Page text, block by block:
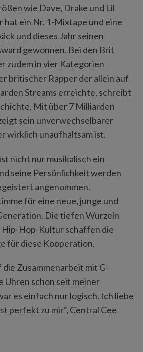
wie Dave, Drake und Lil
hat ein Nr. 1-Mixtape und eine
und dieses Jahr seinen
gewonnen. Bei den Brit
zudem in vier Kategorien
britischer Rapper der allein auf
Streams erreichte, schreibt
Mit über 7 Milliarden
sein unverwechselbarer
wirklich unaufhaltsam ist.
nicht nur musikalisch ein
seine Persönlichkeit werden
angenommen.
für eine neue, junge und
Die tiefen Wurzeln
Hip-Hop-Kultur schaffen die
für diese Kooperation.
die Zusammenarbeit mit G-
Uhren schon seit meiner
es einfach nur logisch. Ich liebe
perfekt zu mir“, Central Cee